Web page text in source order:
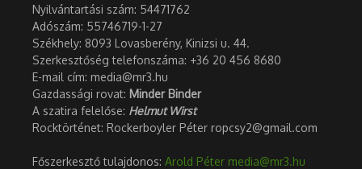
Nyilvántartási szám: 54471762
Adószám: 55746719-1-27
Székhely: 8093 Lovasberény, Kinizsi u. 44.
Szerkesztőség telefonszáma: +36 20 456 8680
E-mail cím: media@mr3.hu
Gazdassági rovat: Minder Binder
A szatira felelőse: Helmut Wirst
Rocktörténet: Rockerboyler Péter ropcsy2@gmail.com
Főszerkesztő tulajdonos: Arold Péter media@mr3.hu